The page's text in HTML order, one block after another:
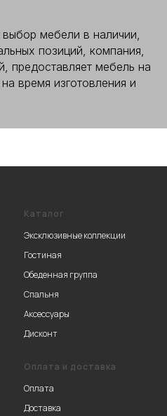
мебели в наличии,
позиций, компания,
предоставляет мебель на
время изготовления и
Каталог
Эксклюзивные коллекции
Гостиная
Обеденная группа
Спальня
Аксессуары
Дисконт
Оплата и доставка
Оплата
Доставка